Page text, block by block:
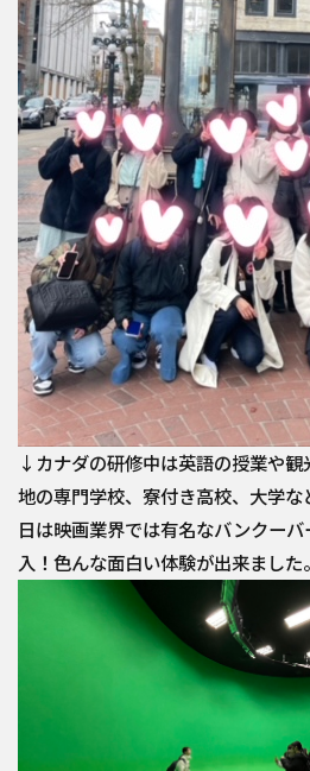
↓カナダの研修中は英語の授業や観
地の専門学校、寮付き高校、大学な
日は映画業界では有名なバンクー
入！色んな面白い体験が出来ました。